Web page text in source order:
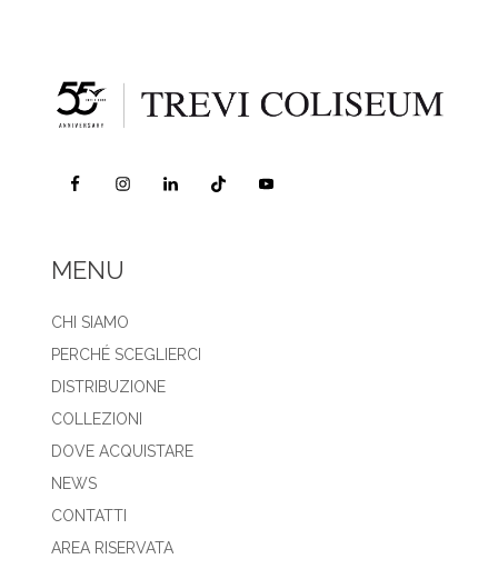
MENU
CHI SIAMO
PERCHÉ SCEGLIERCI
DISTRIBUZIONE
COLLEZIONI
DOVE ACQUISTARE
NEWS
CONTATTI
AREA RISERVATA